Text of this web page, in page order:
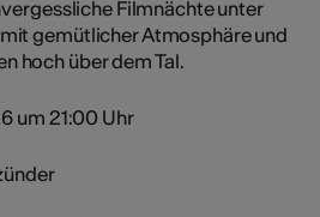
Filmnächte unter
gemütlicher Atmosphäre und
hoch über dem Tal.
um 21:00 Uhr